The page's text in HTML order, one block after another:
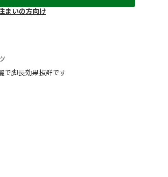
まいの方向け
で脚長効果抜群です